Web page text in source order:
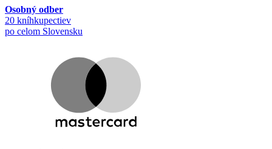
Osobný odber
20 kníhkupectiev
po celom Slovensku